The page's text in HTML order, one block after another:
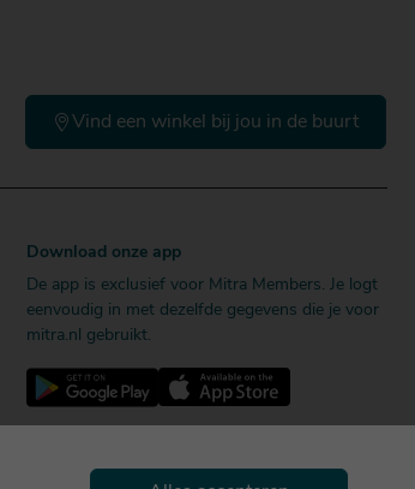
Vind een winkel bij jou in de buurt
Download onze app
De app is exclusief voor Mitra Members. Je logt
eenvoudig in met dezelfde gegevens die je voor
mitra.nl gebruikt.